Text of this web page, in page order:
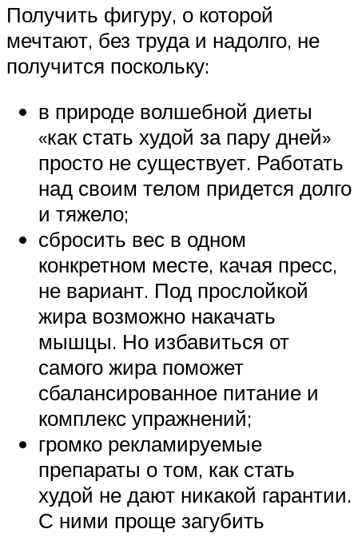
Получить фигуру, о которой
мечтают, без труда и надолго, не
получится поскольку:
в природе волшебной диеты
«как стать худой за пару дней»
просто не существует. Работать
над своим телом придется долго
и тяжело;
сбросить вес в одном
конкретном месте, качая пресс,
не вариант. Под прослойкой
жира возможно накачать
мышцы. Но избавиться от
самого жира поможет
сбалансированное питание и
комплекс упражнений;
громко рекламируемые
препараты о том, как стать
худой не дают никакой гарантии.
С ними проще загубить